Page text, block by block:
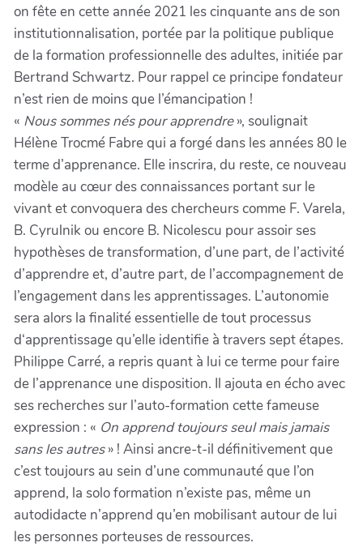
on fête en cette année 2021 les cinquante ans de son
institutionnalisation, portée par la politique publique
de la formation professionnelle des adultes, initiée par
Bertrand Schwartz. Pour rappel ce principe fondateur
n’est rien de moins que l’émancipation !
« Nous sommes nés pour apprendre», soulignait
Hélène Trocmé Fabre qui a forgé dans les années 80 le
terme d’apprenance. Elle inscrira, du reste, ce nouveau
modèle au cœur des connaissances portant sur le
vivant et convoquera des chercheurs comme F. Varela,
B. Cyrulnik ou encore B. Nicolescu pour assoir ses
hypothèses de transformation, d’une part, de l’activité
d’apprendre et, d’autre part, de l’accompagnement de
l’engagement dans les apprentissages. L’autonomie
sera alors la finalité essentielle de tout processus
d‘apprentissage qu’elle identifie à travers sept étapes.
Philippe Carré, a repris quant à lui ce terme pour faire
de l’apprenance une disposition. Il ajouta en écho avec
ses recherches sur l’auto-formation cette fameuse
expression : « On apprend toujours seul mais jamais
sans les autres» ! Ainsi ancre-t-il définitivement que
c’est toujours au sein d’une communauté que l’on
apprend, la solo formation n’existe pas, même un
autodidacte n’apprend qu’en mobilisant autour de lui
les personnes porteuses de ressources.